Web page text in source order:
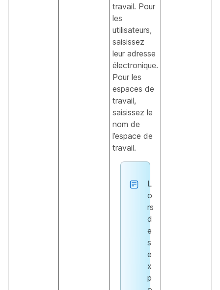
travail. Pour
les
utilisateurs,
saisissez
leur adresse
électronique.
Pour les
espaces de
travail,
saisissez le
nom de
l’espace de
travail.
L
o
rs
d
e
s
e
x
p